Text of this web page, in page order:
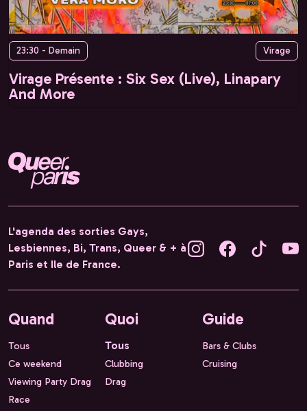
23:30 - Demain Virage
Virage Présente : Six Sex (Live), Linapary
And More
L'agenda des sorties Gays,
Lesbiennes, Bi, Trans, Queer & + à
Paris et Ile de France.
Quand
Tous
Ce weekend
Viewing Party Drag
Race
Quoi
Tous
Clubbing
Drag
Guide
Bars & Clubs
Cruising